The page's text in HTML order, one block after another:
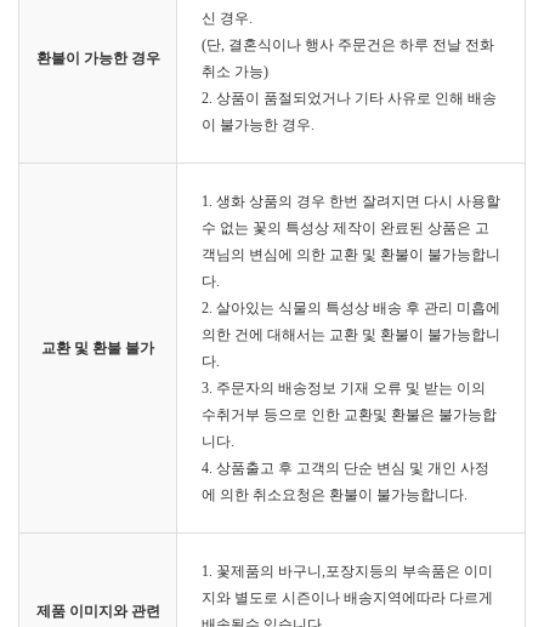
환불이 가능한 경우
신 경우.
(단, 결혼식이나 행사 주문건은 하루 전날 전화
취소 가능)
2. 상품이 품절되었거나 기타 사유로 인해 배송
이 불가능한 경우.
교환 및 환불 불가
1. 생화 상품의 경우 한번 잘려지면 다시 사용할
수 없는 꽃의 특성상 제작이 완료된 상품은 고
객님의 변심에 의한 교환 및 환불이 불가능합니
다.
2. 살아있는 식물의 특성상 배송 후 관리 미흡에
의한 건에 대해서는 교환 및 환불이 불가능합니
다.
3. 주문자의 배송정보 기재 오류 및 받는 이의
수취거부 등으로 인한 교환및 환불은 불가능합
니다.
4. 상품출고 후 고객의 단순 변심 및 개인 사정
에 의한 취소요청은 환불이 불가능합니다.
제품 이미지와 관련
1. 꽃제품의 바구니,포장지등의 부속품은 이미
지와 별도로 시즌이나 배송지역에따라 다르게